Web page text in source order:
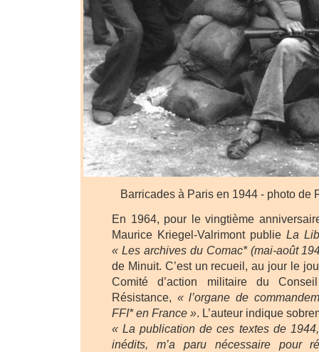
Barricades à Paris en 1944 - photo de
En 1964, pour le vingtième
Maurice Kriegel-Valrimont publie La
« Les archives du Comac* (mai-août
de Minuit. C’est un recueil, au jour le
Comité d’action militaire du
Résistance, « l’organe de
FFI* en France ». L’auteur indique
« La publication de ces textes de
inédits, m’a paru nécessaire pour